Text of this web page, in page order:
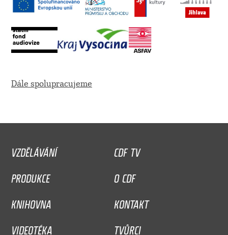
Dále spolupracujeme
VZDĚLÁVÁNÍ
CDF TV
PRODUKCE
O CDF
KNIHOVNA
KONTAKT
VIDEOTÉKA
TVŮRCI